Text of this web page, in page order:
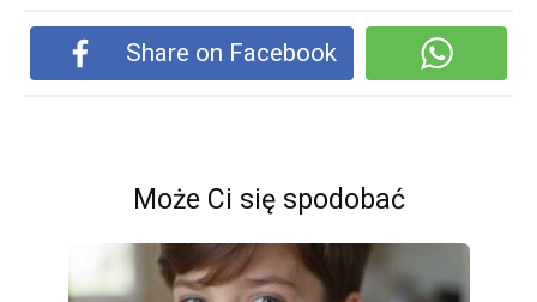
Share on Facebook
Może Ci się spodobać